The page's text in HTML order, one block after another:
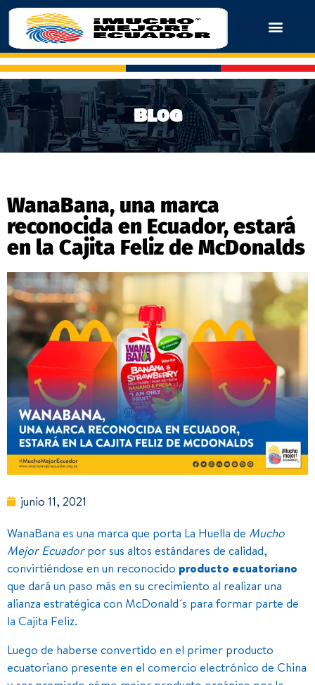
Blog
WanaBana, una marca
reconocida en Ecuador, estará
en la Cajita Feliz de McDonalds
junio 11, 2021
WanaBana es una marca que porta La Huella de Mucho
Mejor Ecuadorpor sus altos estándares de calidad,
convirtiéndose en un reconocido producto ecuatoriano
que dará un paso más en su crecimiento al realizar una
alianza estratégica con McDonald´s para formar parte de
la Cajita Feliz.
Luego de haberse convertido en el primer producto
ecuatoriano presente en el comercio electrónico de China